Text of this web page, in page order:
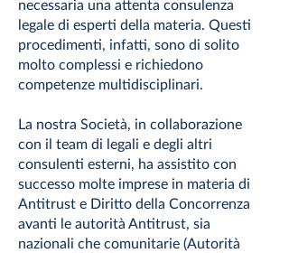
necessaria una attenta consulenza
legale di esperti della materia. Questi
procedimenti, infatti, sono di solito
molto complessi e richiedono
competenze multidisciplinari.
La nostra Società, in collaborazione
con il team di legali e degli altri
consulenti esterni, ha assistito con
successo molte imprese in materia di
Antitrust e Diritto della Concorrenza
avanti le autorità Antitrust, sia
nazionali che comunitarie (Autorità